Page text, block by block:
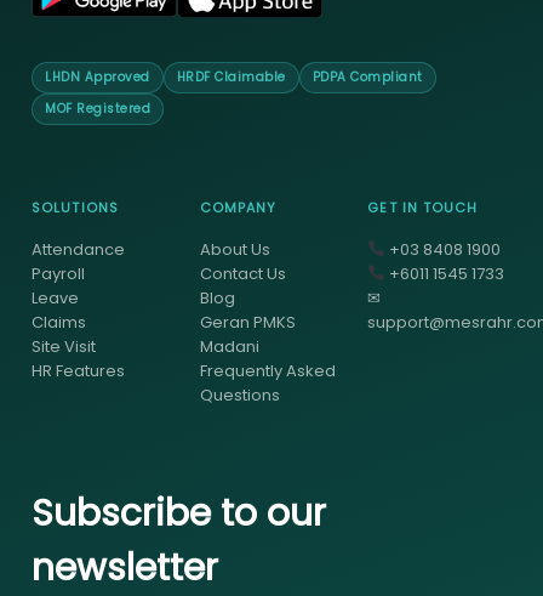
LHDN Approved HRDF Claimable
PDPA Compliant
MOF Registered
SOLUTIONS
Attendance
Payroll
Leave
Claims
Site Visit
HR Features
COMPANY
About Us
Contact Us
Blog
Geran PMKS
Madani
Frequently Asked
Questions
GET IN TOUCH
+03 8408 1900
+6011 1545 1733
✉
Subscribe to our
newsletter